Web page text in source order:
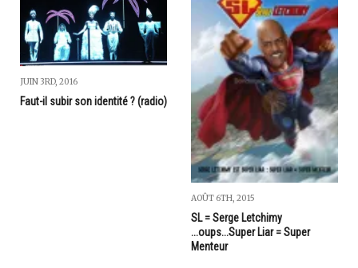
JUIN 3RD, 2016
Faut-il subir son identité ? (radio)
AOÛT 6TH, 2015
SL = Serge Letchimy
...oups...Super Liar = Super
Menteur